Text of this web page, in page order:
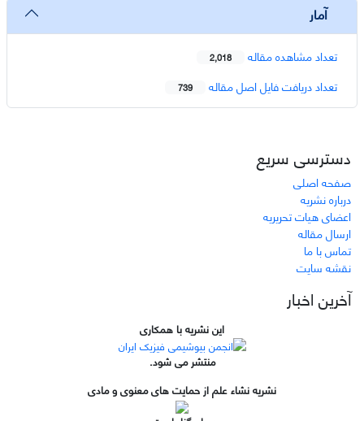
آمار
تعداد مشاهده مقاله 2,018
تعداد دریافت فایل اصل مقاله 739
دسترسی سریع
صفحه اصلی
درباره نشریه
اعضای هیات تحریریه
ارسال مقاله
تماس با ما
نقشه سایت
آخرین اخبار
این نشریه با همکاری
منتشر می شود.
نشریه نشاء علم از حمایت های معنوی و مادی